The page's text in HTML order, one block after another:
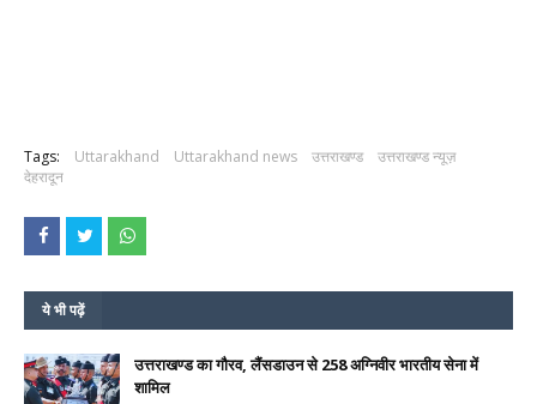
Tags: Uttarakhand Uttarakhand news उत्तराखण्ड
उत्तराखण्ड न्यूज़
देहरादून
ये भी पढ़ें
उत्तराखण्ड का गौरव, लैंसडाउन से 258 अग्निवीर भारतीय सेना में
शामिल